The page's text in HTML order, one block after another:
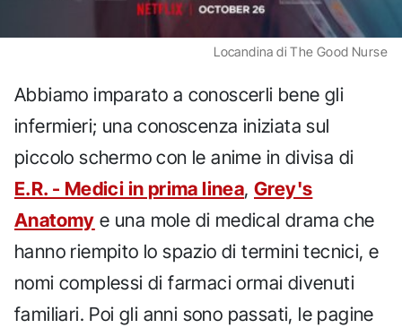
Locandina di The Good Nurse
Abbiamo imparato a conoscerli bene gli
infermieri; una conoscenza iniziata sul
piccolo schermo con le anime in divisa di
E.R. - Medici in prima linea,Grey's
Anatomy e una mole di medical drama che
hanno riempito lo spazio di termini tecnici, e
nomi complessi di farmaci ormai divenuti
familiari. Poi gli anni sono passati, le pagine